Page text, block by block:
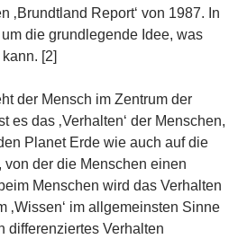
‚Brundtland Report‘ von 1987. In
die grundlegende Idee, was
[2]
der Mensch im Zentrum der
es das ‚Verhalten‘ der Menschen,
Planet Erde wie auch auf die
von der die Menschen einen
Menschen wird das Verhalten
‚Wissen‘ im allgemeinsten Sinne
differenziertes Verhalten